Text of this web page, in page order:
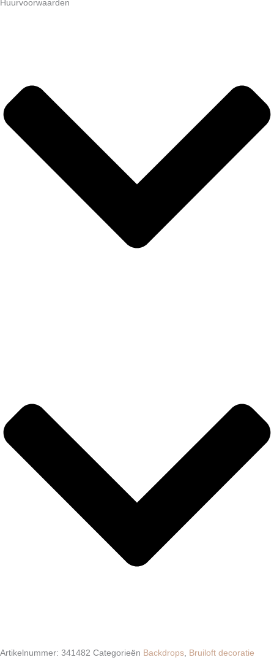
Huurvoorwaarden
Artikelnummer: 341482 Categorieën Backdrops, Bruiloft decoratie